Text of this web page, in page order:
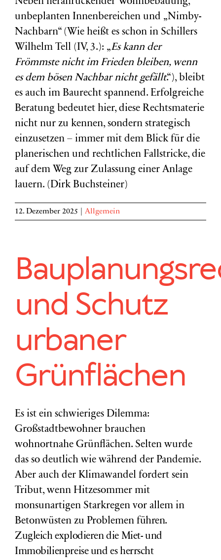
unbeplanten Innenbereichen und „Nimby-
Nachbarn“ (Wie heißt es schon in Schillers
Wilhelm Tell (IV, 3.): „Es kann der
Frömmste nicht im Frieden bleiben, wenn
es dem bösen Nachbar nicht gefällt.“), bleibt
es auch im Baurecht spannend. Erfolgreiche
Beratung bedeutet hier, diese Rechtsmaterie
nicht nur zu kennen, sondern strategisch
einzusetzen – immer mit dem Blick für die
planerischen und rechtlichen Fallstricke, die
auf dem Weg zur Zulassung einer Anlage
lauern. (Dirk Buchsteiner)
12. Dezember 2025 Allgemein
und Schutz
urbaner
Grünflächen
Es ist ein schwieriges Dilemma:
Großstadtbewohner brauchen
wohnortnahe Grünflächen. Selten wurde
das so deutlich wie während der Pandemie.
Aber auch der Klimawandel fordert sein
Tribut, wenn Hitzesommer mit
monsunartigen Starkregen vor allem in
Betonwüsten zu Problemen führen.
Zugleich explodieren die Miet- und
Immobilienpreise und es herrscht